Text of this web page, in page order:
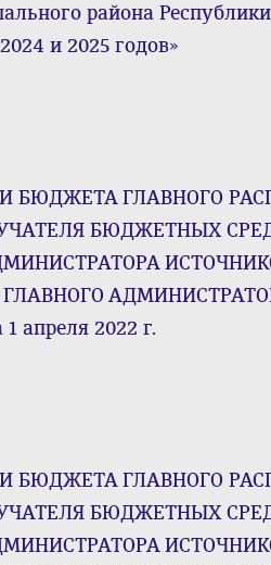
района
и 2025 годов»
БЮДЖЕТА ГЛАВНОГО
БЮДЖЕТНЫХ
2022 г.
БЮДЖЕТА ГЛАВНОГО
БЮДЖЕТНЫХ